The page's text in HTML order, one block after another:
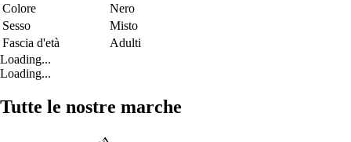
Colore
Nero
Sesso
Misto
Fascia d'età
Adulti
Loading...
Loading...
Tutte le nostre marche